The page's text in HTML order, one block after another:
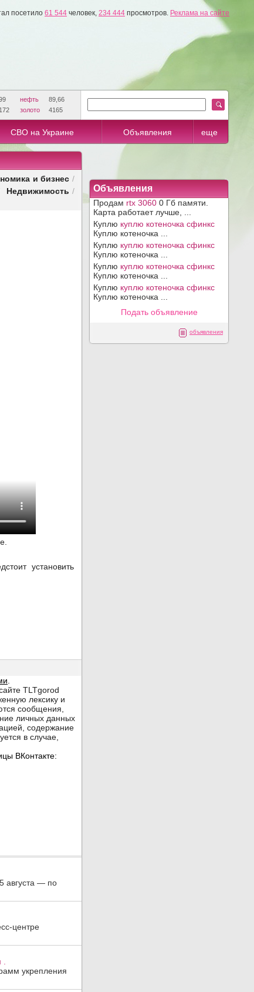
посетило 61 544 человек, 234 444 просмотров. Реклама на сайте
нефть
89,66
золото 4165
СВО на Украине Объявления еще
и бизнес /
Недвижимость /
установить
августа — по
центре
укрепления
Объявления
Продам rtx 3060 0 Гб памяти.
Карта работает лучше, ...
Куплю куплю котеночка сфинкс
Куплю котеночка ...
Куплю куплю котеночка сфинкс
Куплю котеночка ...
Куплю куплю котеночка сфинкс
Куплю котеночка ...
Куплю куплю котеночка сфинкс
Куплю котеночка ...
Подать объявление
объявления